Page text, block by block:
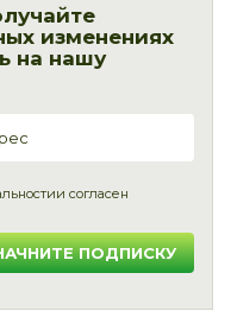
изменениях
на нашу
и согласен
ПОДПИСКУ